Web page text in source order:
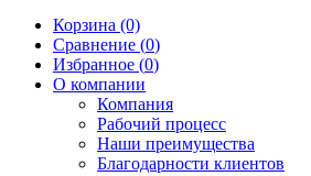
Корзина (0)
Сравнение (0)
Избранное (0)
О компании
Компания
Рабочий процесс
Наши преимущества
Благодарности клиентов